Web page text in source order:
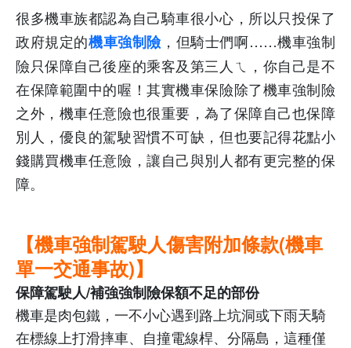
很多機車族都認為自己騎車很小心，所以只投保了
政府規定的機車強制險 ，但騎士們啊……機車強制
險只保障自己後座的乘客及第三人ㄟ，你自己是不
在保障範圍中的喔！其實機車保險除了機車強制險
之外，機車任意險也很重要，為了保障自己也保障
別人，優良的駕駛習慣不可缺 ，但也要記得花點小
錢購買機車任意險，讓自己與別人都有更完整的保
障。
【機車強制駕駛人傷害附加條款(機車
單一交通事故)】
保障駕駛人/補強強制險保額不足的部份
機車是肉包鐵，一不小心遇到路上坑洞或下雨天騎
在標線上打滑摔車、自撞電線桿、分隔島，這種僅